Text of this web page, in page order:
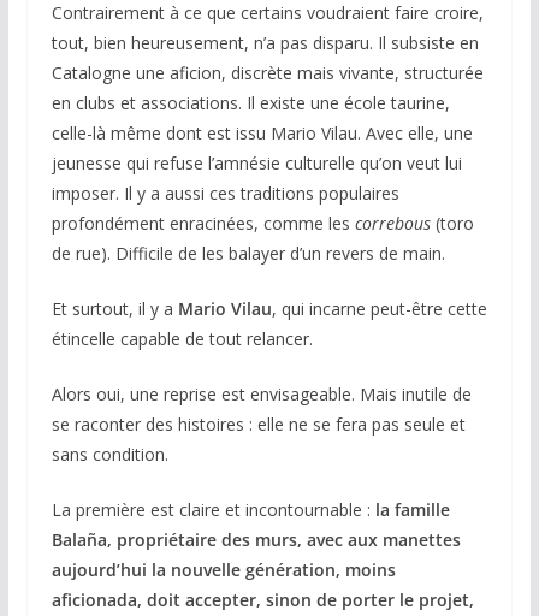
Contrairement à ce que certains voudraient faire croire,
tout, bien heureusement, n’a pas disparu. Il subsiste en
Catalogne une aficion, discrète mais vivante, structurée
en clubs et associations. Il existe une école taurine,
celle-là même dont est issu Mario Vilau. Avec elle, une
jeunesse qui refuse l’amnésie culturelle qu’on veut lui
imposer. Il y a aussi ces traditions populaires
profondément enracinées, comme les correbous(toro
de rue). Difficile de les balayer d’un revers de main.
Et surtout, il y a Mario Vilau, qui incarne peut-être cette
étincelle capable de tout relancer.
Alors oui, une reprise est envisageable. Mais inutile de
se raconter des histoires : elle ne se fera pas seule et
sans condition.
La première est claire et incontournable : la famille
Balaña, propriétaire des murs, avec aux manettes
aujourd’hui la nouvelle génération, moins
aficionada, doit accepter, sinon de porter le projet,